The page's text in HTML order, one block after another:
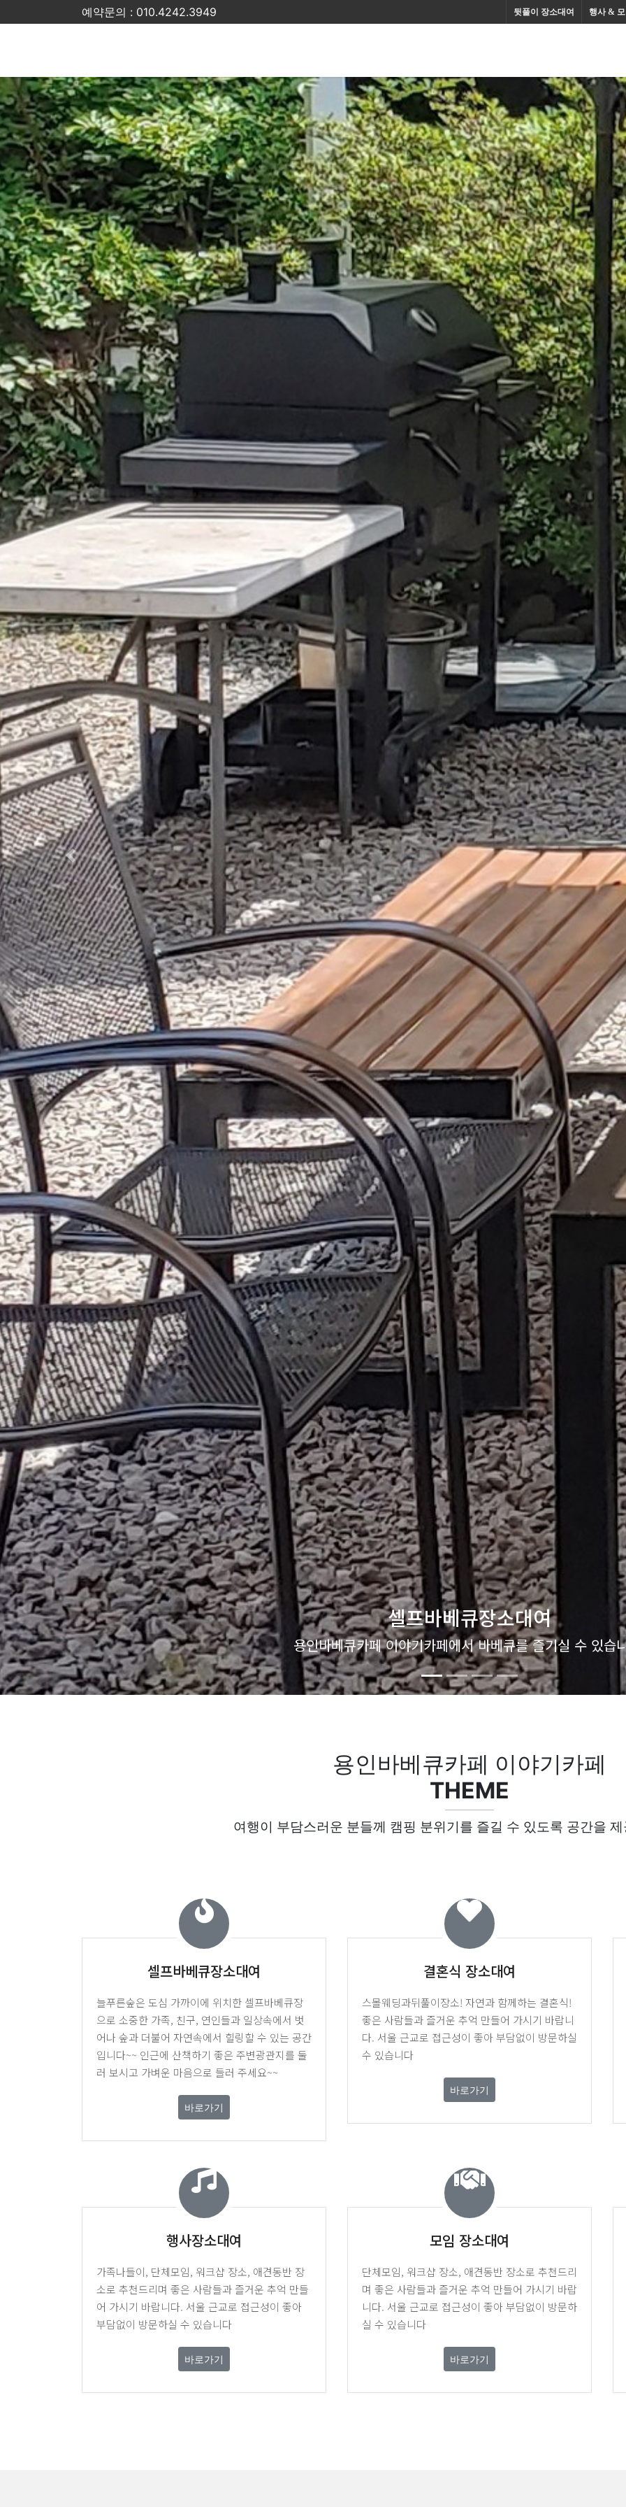
용인이야기카페, 용인바베큐카페 이야기카페, 용인바베큐카페, 용인셀프바베큐장, 행사장소모임장소대여, 스몰웨딩과뒤풀이
예약문의 : 010.4242.3949 행사 &
뒷풀이 장소대여
셀프바베큐장소대여
용인바베큐카페 이야기카페에서 바베큐를 즐기실 수 있습
Previous
용인바베큐카페 이야기카페
THEME
여행이 부담스러운 분들께 캠핑 분위기를 즐길 수 있도록 공간을
셀프바베큐장소대여
늘푸른숲은 도심 가까이에 위치한 셀프바베큐장
으로 소중한 가족, 친구, 연인들과 일상속에서 벗
어나 숲과 더불어 자연속에서 힐링할 수 있는 공간
입니다~~ 인근에 산책하기 좋은 주변광관지를 둘
러 보시고 가벼운 마음으로 들러 주세요~~
바로가기
결혼식 장소대여
스몰웨딩과뒤풀이장소! 자연과 함께하는 결혼식!
좋은 사람들과 즐거운 추억 만들어 가시기 바랍니
다. 서울 근교로 접근성이 좋아 부담없이 방문하실
수 있습니다
바로가기
행사장소대여
가족나들이, 단체모임, 워크샵 장소, 애견동반 장
소로 추천드리며 좋은 사람들과 즐거운 추억 만들
어 가시기 바랍니다. 서울 근교로 접근성이 좋아
부담없이 방문하실 수 있습니다
바로가기
모임 장소대여
단체모임, 워크샵 장소, 애견동반 장소로 추천드리
며 좋은 사람들과 즐거운 추억 만들어 가시기 바랍
니다. 서울 근교로 접근성이 좋아 부담없이 방문하
실 수 있습니다
바로가기